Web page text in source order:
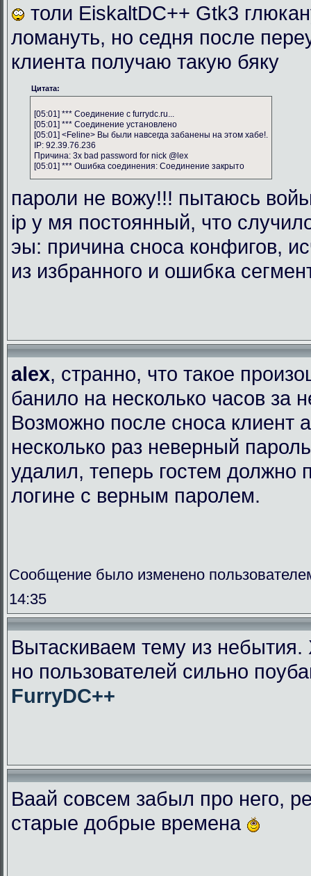
толи EiskaltDC++ Gtk3
ломануть, но седня после
клиента получаю такую бяку
Цитата:
[05:01] *** Соединение с furrydc.ru...
[05:01] *** Соединение установлено
[05:01] <Feline> Вы были навсегда забанены на этом хабе!.
IP: 92.39.76.236
Причина: 3x bad password for nick @lex
[05:01] *** Ошибка соединения: Соединение закрыто
пароли не вожу!!! пытаюсь
ip у мя постоянный, что
эы: причина сноса конфигов,
из избранного и ошибка
alex, странно, что такое
банило на несколько часов за
Возможно после сноса клиент
несколько раз неверный
удалил, теперь гостем должно
логине с верным паролем.
Сообщение было изменено
14:35
Вытаскиваем тему из
но пользователей сильно
FurryDC++
Ваай совсем забыл про него,
старые добрые времена